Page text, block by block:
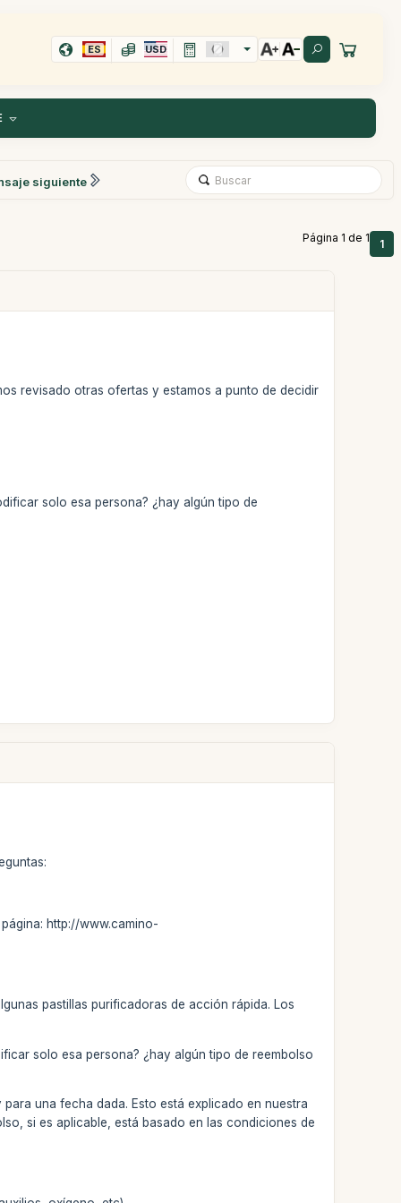
ES USD
siguiente
Página 1 de 1 1
revisado otras ofertas y estamos a punto de decidir
solo esa persona? ¿hay algún tipo de
http://www.camino-
pastillas purificadoras de acción rápida. Los
solo esa persona? ¿hay algún tipo de reembolso
una fecha dada. Esto está explicado en nuestra
si es aplicable, está basado en las condiciones de